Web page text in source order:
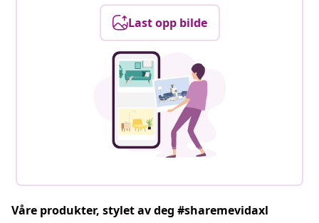
Last opp bilde
Våre produkter, stylet av deg #sharemevidaxl